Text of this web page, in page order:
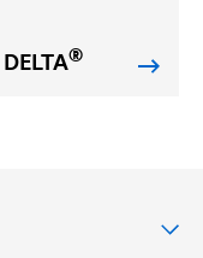
DELTA®